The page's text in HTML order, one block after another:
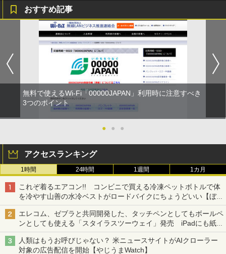
おすすめ記事
無料で使えるWi-Fi「00000JAPAN」利用時に注意すべき
3つのポイント
● ● ●
アクセスランキング
1時間 24時間 1週間 1カ月
これぞ着るエアコン!! コンビニで買える冷凍ペットボトルで体
を冷やす山善の水冷ベストがロードバイクにちょうどいい【ぼっ
ち・ざ・ろーど！その14】【空いた時間でなにしてる？】
エレコム、ゼブラと共同開発した、タッチペンとしてもボールペ
ンとしても使える「スタイラスツーウェイ」発売 iPadにも紙に
も、持ち替えずに書き込める
人類はもうお呼びじゃない？ 米ニュースサイトがAIクローラー
対象の広告配信を開始【やじうまWatch】